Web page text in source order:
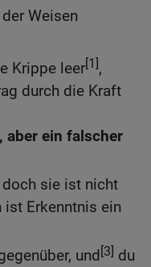
Weisen
Krippe leer[1],
durch die Kraft
aber ein falscher
doch sie ist nicht
ist Erkenntnis ein
und[3] du